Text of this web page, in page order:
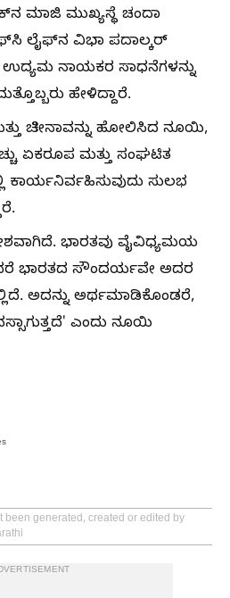
ಮಾಜಿ ಮುಖ್ಯಸ್ಥೆ ಚಂದಾ
ಲೈಫ್‌ನ ವಿಭಾ ಪದಾಲ್ಕರ್
ನಾಯಕರ ಸಾಧನೆಗಳನ್ನು
ಹೇಳಿದ್ದಾರೆ.
ಚೀನಾವನ್ನು ಹೋಲಿಸಿದ ನೂಯಿ,
ಏಕರೂಪ ಮತ್ತು ಸಂಘಟಿತ
ಕಾರ್ಯನಿರ್ವಹಿಸುವುದು ಸುಲಭ
ಭಾರತವು ವೈವಿಧ್ಯಮಯ
ಭಾರತದ ಸೌಂದರ್ಯವೇ ಅದರ
ಅದನ್ನು ಅರ್ಥಮಾಡಿಕೊಂಡರೆ,
ಎಂದು ನೂಯಿ
been generated, created or edited by